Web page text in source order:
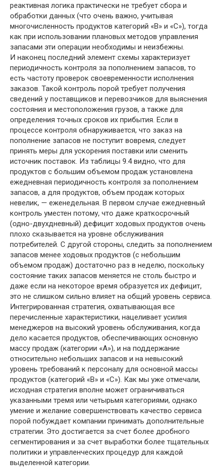
реактивная логика практически не требует сбора и
обработки данных (что очень важно, учитывая
многочисленность продуктов категорий «В» и «С»), тогда
как при использовании плановых методов управления
запасами эти операции необходимы и неизбежны.
И наконец последний элемент схемы характеризует
периодичность контроля за пополнением запасов, то
есть частоту проверок своевременности исполнения
заказов. Такой контроль порой требует получения
сведений у поставщиков и перевозчиков для выяснения
состояния и местоположения грузов, а также для
определения точных сроков их прибытия. Если в
процессе контроля обнаруживается, что заказ на
пополнение запасов не поступит вовремя, следует
принять меры для ускорения поставки или сменить
источник поставок. Из таблицы 9.4 видно, что для
продуктов с большим объемом продаж установлена
ежедневная периодичность контроля за пополнением
запасов, а для продуктов, объем продаж которых
невелик, — еженедельная. В первом случае ежедневный
контроль уместен потому, что даже краткосрочный
(одно-двухдневный) дефицит ходовых продуктов очень
плохо сказывается на уровне обслуживания
потребителей. С другой стороны, следить за пополнением
запасов менее ходовых продуктов (с небольшим
объемом продаж) достаточно раз в неделю, поскольку
состояние таких запасов меняется не столь быстро и
даже если на некоторое время образуется их дефицит,
это не слишком сильно влияет на общий уровень сервиса.
Интегрированная стратегия, охватывающая все
перечисленные характеристики, нацеливает усилия
менеджеров на высокий уровень обслуживания, когда
дело касается продуктов, обеспечивающих основную
массу продаж (категории «А»), и на поддержание
относительно небольших запасов и на невысокий
уровень требований к персоналу для основной массы
продуктов (категорий «В» и «С»). Как мы уже отмечали,
исходная стратегия вполне может ограничиваться
указанными тремя или четырьмя категориями, однако
умение и желание совершенствовать качество сервиса
порой побуждает компании принимать дополнительные
стратегии. Это достигается за счет более дробного
сегментирования и за счет выработки более тщательных
политики и управленческих процедур для каждой
выделенной категории.